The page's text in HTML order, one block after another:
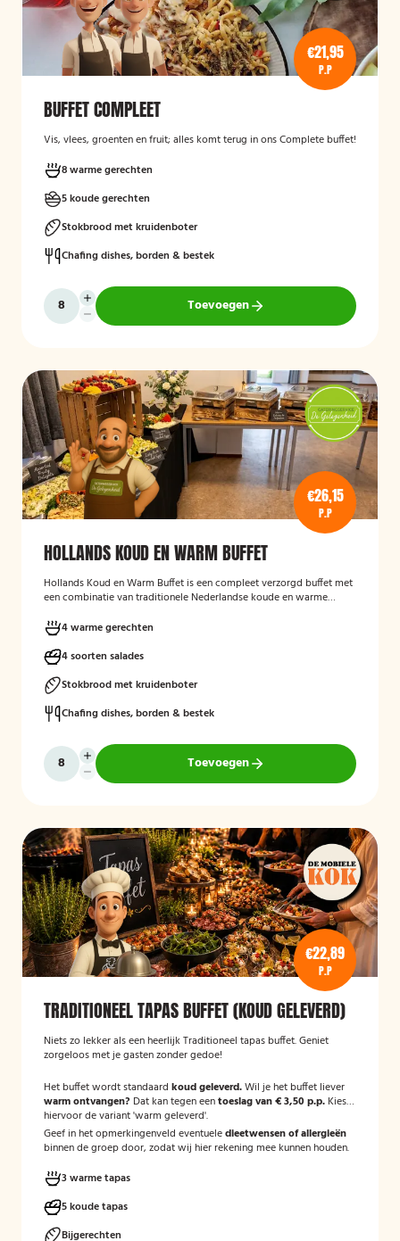
€21,95
P.P
BUFFET COMPLEET
Vis, vlees, groenten en fruit; alles komt terug in ons Complete buffet!
8 warme gerechten
5 koude gerechten
Stokbrood met kruidenboter
Chafing dishes, borden & bestek
Toevoegen
€26,15
P.P
HOLLANDS KOUD EN WARM BUFFET
Hollands Koud en Warm Buffet is een compleet verzorgd buffet met
een combinatie van traditionele Nederlandse koude en warme
bedrijfsbijeenkomsten en andere gelegenheden, en biedt een
gevarieerde keuze aan salades, warme vleesgerechten en
bijgerechten, zodat er voor iedere gast iets lekkers bij zit. Het buffet
wordt verzorgd geleverd en is bedoeld om gasten op een
toegankelijke en smakelijke manier te laten genieten van een typisch
Hollands buffetconcept.
4 warme gerechten
4 soorten salades
Stokbrood met kruidenboter
Chafing dishes, borden & bestek
Toevoegen
€22,89
P.P
TRADITIONEEL TAPAS BUFFET (KOUD GELEVERD)
Niets zo lekker als een heerlijk Traditioneel tapas buffet. Geniet
zorgeloos met je gasten zonder gedoe!
Het buffet wordt standaard koud geleverd.Wil je het buffet liever
warm ontvangen? Dat kan tegen eentoeslag van € 3,50 p.p. Kies
hiervoor de variant 'warm geleverd'.
Geef in het opmerkingenveld eventueledieetwensen of allergieën
binnen de groep door, zodat wij hier rekening mee kunnen houden.
3 warme tapas
5 koude tapas
Bijgerechten